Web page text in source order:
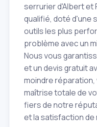
serrurier d'Albert et
qualifié, doté d'une
outils les plus
problème avec un
Nous vous
et un devis gratuit
moindre
maîtrise totale de
fiers de notre
et la satisfaction de